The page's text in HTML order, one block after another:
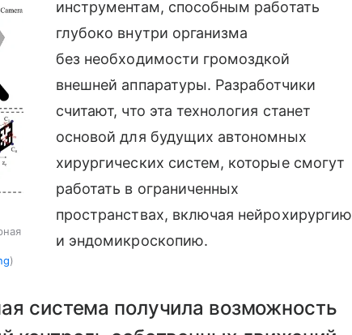
инструментам, способным работать
глубоко внутри организма
без необходимости громоздкой
внешней аппаратуры. Разработчики
считают, что эта технология станет
основой для будущих автономных
хирургических систем, которые смогут
работать в ограниченных
пространствах, включая нейрохирургию
и эндомикроскопию.
система получила возможность